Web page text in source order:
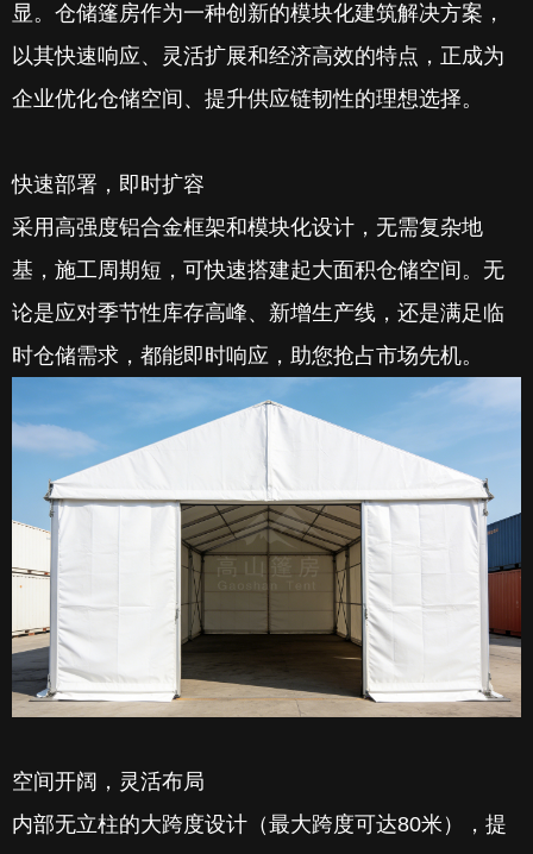
显。仓储篷房作为一种创新的模块化建筑解决方案，
以其快速响应、灵活扩展和经济高效的特点，正成为
企业优化仓储空间、提升供应链韧性的理想选择。
快速部署，即时扩容
采用高强度铝合金框架和模块化设计，无需复杂地
基，施工周期短，可快速搭建起大面积仓储空间。无
论是应对季节性库存高峰、新增生产线，还是满足临
时仓储需求，都能即时响应，助您抢占市场先机。
空间开阔，灵活布局
内部无立柱的大跨度设计（最大跨度可达80米），提